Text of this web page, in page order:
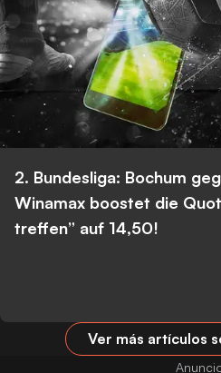
2. Bundesliga: Bochum
Winamax boostet die
treffen” auf 14,50!
Ver más artículos